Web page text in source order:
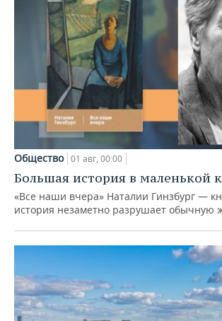
Общество 01 авг, 00:00
Большая история в маленькой
«Все наши вчера» Наталии Гинзбург —
история незаметно разрушает обычную